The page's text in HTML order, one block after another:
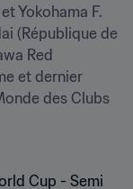
Yokohama F.
(République de
Red
et dernier
des Clubs